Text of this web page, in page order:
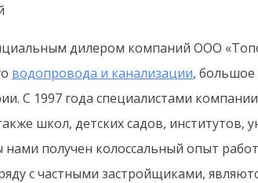
дилером компаний ООО
водопровода и канализации, большое
С 1997 года специалистами
школ, детских садов, институтов,
получен колоссальный опыт
с частными застройщиками,